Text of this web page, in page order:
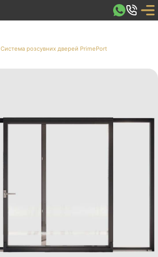
Система розсувних дверей PrimePort